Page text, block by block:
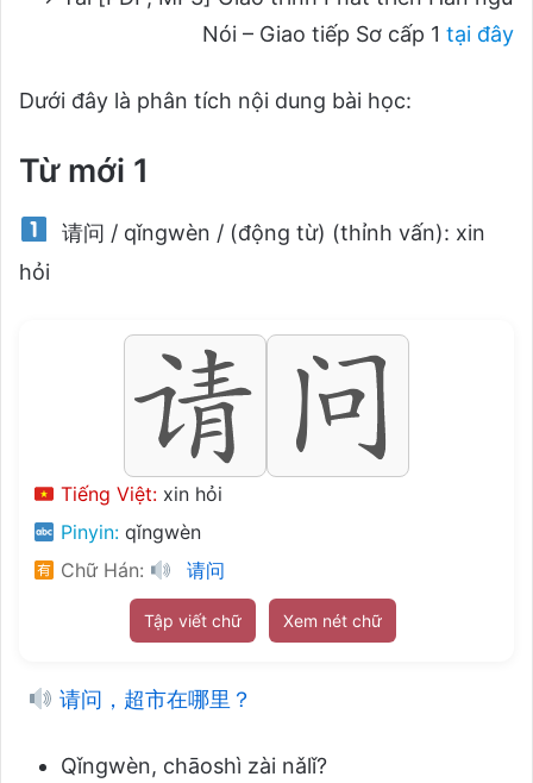
Nói – Giao tiếp Sơ cấp 1 tại đây
Dưới đây là phân tích nội dung bài học:
Từ mới 1
请问 / qǐngwèn / (động từ) (thỉnh vấn): xin
hỏi
Tiếng Việt: xin hỏi
Pinyin: qǐngwèn
Chữ Hán:
请问
Tập viết chữ Xem nét chữ
请问，超市在哪里？
Qǐngwèn, chāoshì zài nǎlǐ?